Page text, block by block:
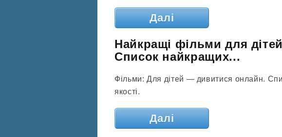
Далі
Найкращі фільми для
Список найкращих...
Фільми: Для дітей — дивитися онлайн.
якості.
Далі